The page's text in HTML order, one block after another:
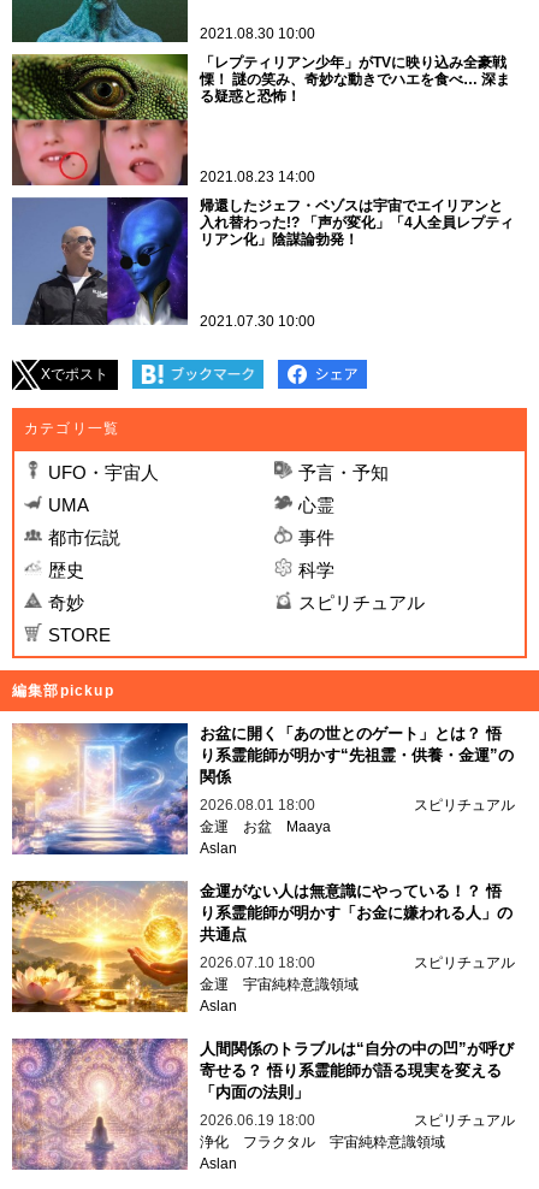
2021.08.30 10:00
「レプティリアン少年」がTVに映り込み全豪戦
慄！ 謎の笑み、奇妙な動きでハエを食べ… 深ま
る疑惑と恐怖！
2021.08.23 14:00
帰還したジェフ・ベゾスは宇宙でエイリアンと
入れ替わった!? 「声が変化」「4人全員レプティ
リアン化」陰謀論勃発！
2021.07.30 10:00
Xでポスト
カテゴリ一覧
UFO・宇宙人
予言・予知
UMA
心霊
都市伝説
事件
歴史
科学
奇妙
スピリチュアル
STORE
編集部pickup
お盆に開く「あの世とのゲート」とは？ 悟
り系霊能師が明かす“先祖霊・供養・金運”の
関係
2026.08.01 18:00
スピリチュアル
金運
お盆
Maaya
Aslan
金運がない人は無意識にやっている！？ 悟
り系霊能師が明かす「お金に嫌われる人」の
共通点
2026.07.10 18:00
スピリチュアル
金運 宇宙純粋意識領域
Aslan
人間関係のトラブルは“自分の中の凹”が呼び
寄せる？ 悟り系霊能師が語る現実を変える
「内面の法則」
2026.06.19 18:00
スピリチュアル
浄化
フラクタル 宇宙純粋意識領域
Aslan